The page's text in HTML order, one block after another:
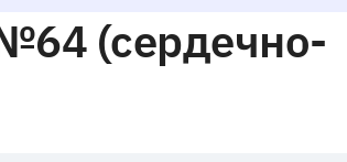
(сердечно-